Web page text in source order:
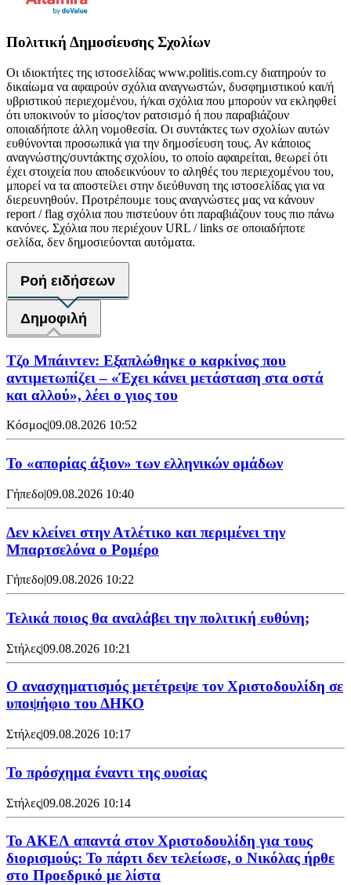
Πολιτική Δημοσίευσης Σχολίων
Οι ιδιοκτήτες της ιστοσελίδας www.politis.com.cy διατηρούν το
δικαίωμα να αφαιρούν σχόλια αναγνωστών, δυσφημιστικού και/ή
υβριστικού περιεχομένου, ή/και σχόλια που μπορούν να εκληφθεί
ότι υποκινούν το μίσος/τον ρατσισμό ή που παραβιάζουν
οποιαδήποτε άλλη νομοθεσία. Οι συντάκτες των σχολίων αυτών
ευθύνονται προσωπικά για την δημοσίευση τους. Αν κάποιος
αναγνώστης/συντάκτης σχολίου, το οποίο αφαιρείται, θεωρεί ότι
έχει στοιχεία που αποδεικνύουν το αληθές του περιεχομένου του,
μπορεί να τα αποστείλει στην διεύθυνση της ιστοσελίδας για να
διερευνηθούν. Προτρέπουμε τους αναγνώστες μας να κάνουν
report / flag σχόλια που πιστεύουν ότι παραβιάζουν τους πιο πάνω
κανόνες. Σχόλια που περιέχουν URL / links σε οποιαδήποτε
σελίδα, δεν δημοσιεύονται αυτόματα.
Ροή ειδήσεων
Δημοφιλή
Τζο Μπάιντεν: Εξαπλώθηκε ο καρκίνος που
αντιμετωπίζει – «Έχει κάνει μετάσταση στα οστά
και αλλού», λέει ο γιος του
Κόσμος|09.08.2026 10:52
Το «απορίας άξιον» των ελληνικών ομάδων
Γήπεδο|09.08.2026 10:40
Δεν κλείνει στην Ατλέτικο και περιμένει την
Μπαρτσελόνα ο Ρομέρο
Γήπεδο|09.08.2026 10:22
Τελικά ποιος θα αναλάβει την πολιτική ευθύνη;
Στήλες|09.08.2026 10:21
Ο ανασχηματισμός μετέτρεψε τον Χριστοδουλίδη σε
υποψήφιο του ΔΗΚΟ
Στήλες|09.08.2026 10:17
Το πρόσχημα έναντι της ουσίας
Στήλες|09.08.2026 10:14
Το ΑΚΕΛ απαντά στον Χριστοδουλίδη για τους
διορισμούς: Το πάρτι δεν τελείωσε, ο Νικόλας ήρθε
στο Προεδρικό με λίστα